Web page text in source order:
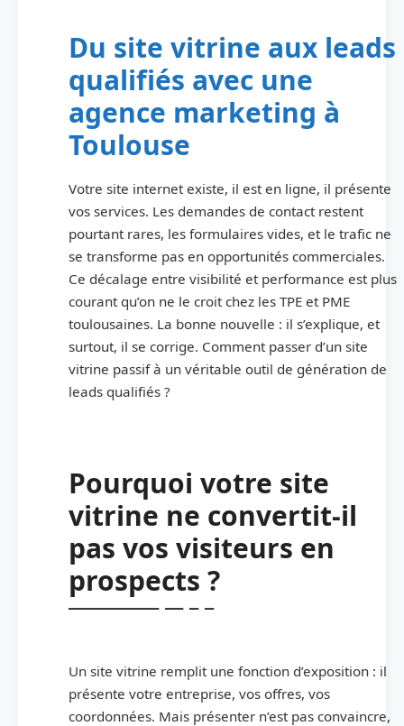
Du site vitrine aux leads
qualifiés avec une
agence marketing à
Toulouse
Votre site internet existe, il est en ligne, il présente
vos services. Les demandes de contact restent
pourtant rares, les formulaires vides, et le trafic ne
se transforme pas en opportunités commerciales.
Ce décalage entre visibilité et performance est plus
courant qu’on ne le croit chez les TPE et PME
toulousaines. La bonne nouvelle : il s’explique, et
surtout, il se corrige. Comment passer d’un site
vitrine passif à un véritable outil de génération de
leads qualifiés ?
Pourquoi votre site
vitrine ne convertit-il
pas vos visiteurs en
prospects ?
Un site vitrine remplit une fonction d’exposition : il
présente votre entreprise, vos offres, vos
coordonnées. Mais présenter n’est pas convaincre,